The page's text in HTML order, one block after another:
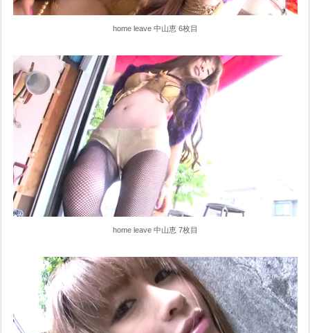
home leave 中山恵 6枚目
home leave 中山恵 7枚目